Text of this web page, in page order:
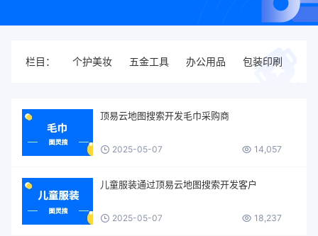
栏目： 个护美妆 五金工具 办公用品 包装印刷
顶易云地图搜索开发毛巾采购商
2025-05-07 14,057
儿童服装通过顶易云地图搜索开发客户
2025-05-07 18,237